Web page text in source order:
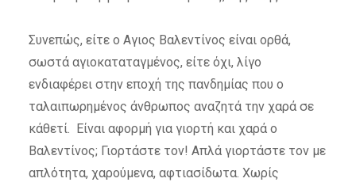
Συνεπώς, είτε ο Αγιος Βαλεντίνος είναι ορθά,
σωστά αγιοκαταταγμένος, είτε όχι, λίγο
ενδιαφέρει στην εποχή της πανδημίας που ο
ταλαιπωρημένος άνθρωπος αναζητά την χαρά σε
κάθετί. Είναι αφορμή για γιορτή και χαρά ο
Βαλεντίνος; Γιορτάστε τον! Απλά γιορτάστε τον με
απλότητα, χαρούμενα, αφτιασίδωτα. Χωρίς